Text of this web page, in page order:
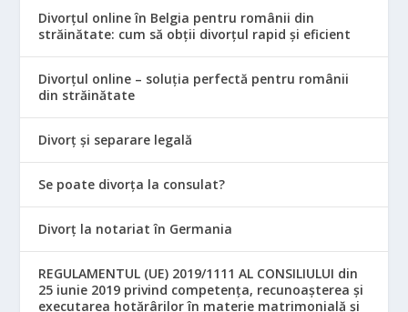
Divorțul online în Belgia pentru românii din
străinătate: cum să obții divorțul rapid și eficient
Divorțul online – soluția perfectă pentru românii
din străinătate
Divorț și separare legală
Se poate divorța la consulat?
Divorț la notariat în Germania
REGULAMENTUL (UE) 2019/1111 AL CONSILIULUI din
25 iunie 2019 privind competența, recunoașterea și
executarea hotărârilor în materie matrimonială și